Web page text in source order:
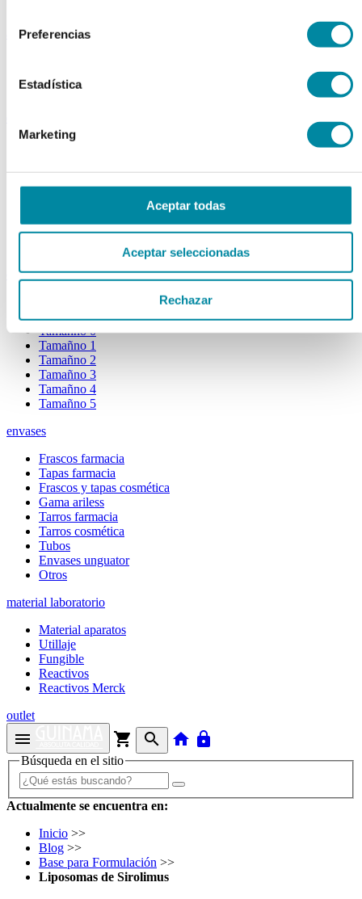
Preferencias
Estadística
Marketing
Aceptar todas
Aceptar seleccionadas
Rechazar
aceites y ceras
Otras grasas
Ceras
Esencias naturales
Esencias sintéticas
Extractos fluidos
Extracto seco
Plantas y tinturas
capsulas
Tamañno 00
Tamañno 0
Tamañno 1
Tamañno 2
Tamañno 3
Tamañno 4
Tamañno 5
envases
Frascos farmacia
Tapas farmacia
Frascos y tapas cosmética
Gama ariless
Tarros farmacia
Tarros cosmética
Tubos
Envases unguator
Otros
material laboratorio
Material aparatos
Utillaje
Fungible
Reactivos
Reactivos Merck
outlet
menu shopping_cart search home lock
Búsqueda en el sitio
Actualmente se encuentra en:
Inicio >>
Blog >>
Base para Formulación >>
Liposomas de Sirolimus